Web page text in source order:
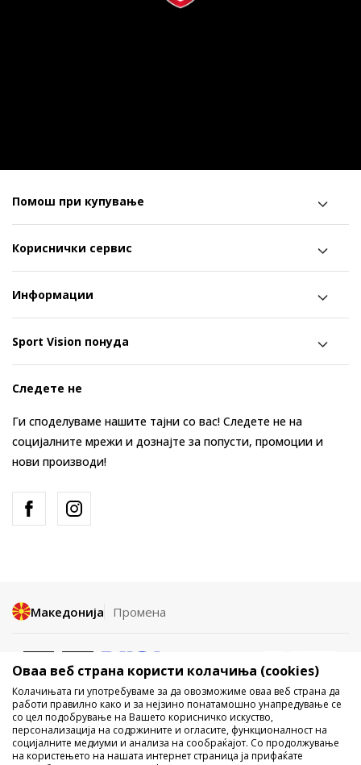
Помош при купување
Кориснички сервис
Информации
Sport Vision понуда
Следете не
Ги споделуваме нашите тајни со вас! Следете не на
социјалните мрежи и дознајте за попусти, промоции и
нови производи!
Македонија Промена
Не е дозволено превземање или користење на содржината од
интернет страните на Sport Vision, делумно или целосно a се
однесува на логоа, трговски марки, комерцијални содржини, ниту
Оваа веб страна користи колачиња (cookies)
Колачињата ги употребуваме за да овозможиме оваа веб страна да
работи правилно како и за нејзино понатамошно унапредување се
со цел подобрување на Вашето корисничко искуство,
персонализација на содржините и огласите, функционалност на
социјалните медиуми и анализа на сообраќајот. Со продолжување
на користењето на нашата интернет страница ја прифаќате